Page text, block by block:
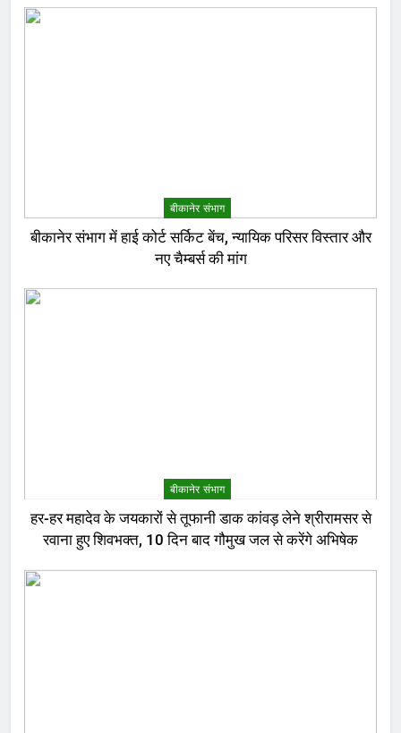
बीकानेर संभाग
बीकानेर संभाग में हाई कोर्ट सर्किट बेंच, न्यायिक परिसर विस्तार और
नए चैम्बर्स की मांग
बीकानेर संभाग
हर-हर महादेव के जयकारों से तूफानी डाक कांवड़ लेने श्रीरामसर से
रवाना हुए शिवभक्त, 10 दिन बाद गौमुख जल से करेंगे अभिषेक